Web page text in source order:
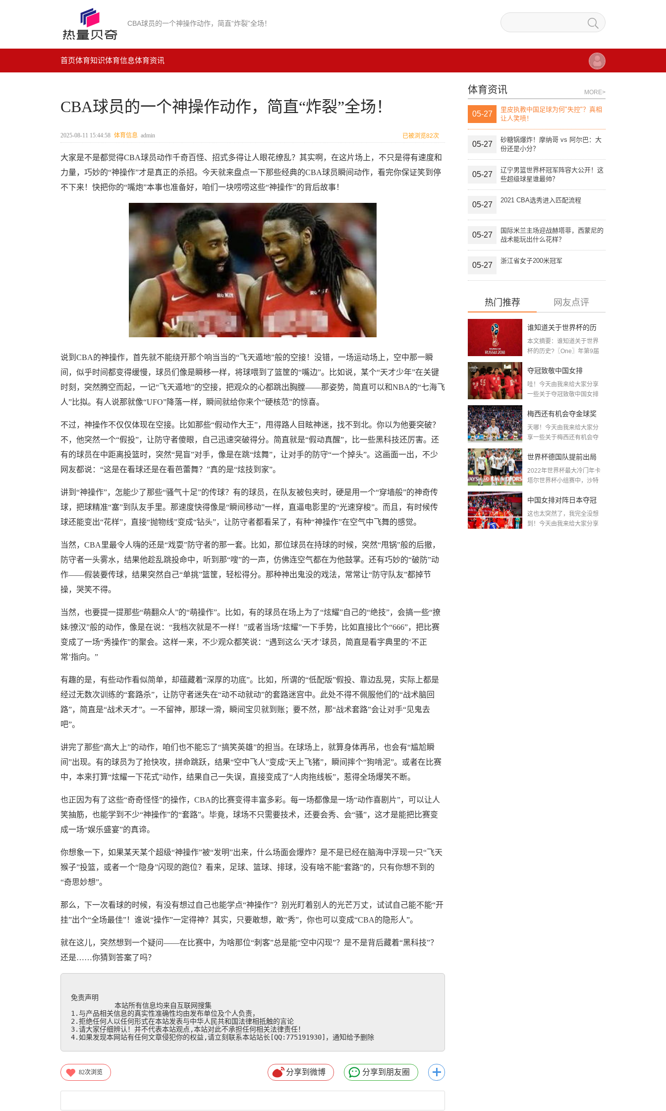
CBA球员的一个神操作动作，简直“炸裂”全场！
首页体育知识体育信息体育资讯
CBA球员的一个神操作动作，简直“炸裂”全场！
2025-08-11 15:44:58 体育信息 admin 已被浏览82次
大家是不是都觉得CBA球员动作千奇百怪、招式多得让人眼花缭乱？其实啊，在这片场上，不只是得有速度和
力量，巧妙的“神操作”才是真正的杀招。今天就来盘点一下那些经典的CBA球员瞬间动作，看完你保证笑到停
不下来！快把你的“嘴炮”本事也准备好，咱们一块唠唠这些“神操作”的背后故事！
说到CBA的神操作，首先就不能绕开那个响当当的“飞天遁地”般的空接！没错，一场运动场上，空中那一瞬
间，似乎时间都变得缓慢，球员们像是瞬移一样，将球喂到了篮筐的“嘴边”。比如说，某个“天才少年”在关键
时刻，突然腾空而起，一记“飞天遁地”的空接，把观众的心都跳出胸膛——那姿势，简直可以和NBA的“七海飞
人”比拟。有人说那就像“UFO”降落一样，瞬间就给你来个“硬核范”的惊喜。
不过，神操作不仅仅体现在空接。比如那些“假动作大王”，甩得路人目眩神迷，找不到北。你以为他要突破？
不，他突然一个“假投”，让防守者傻眼，自己迅速突破得分。简直就是“假动真醒”，比一些黑科技还厉害。还
有的球员在中距离投篮时，突然“晃盲”对手，像是在跳“炫舞”，让对手的防守“一个掉头”。这画面一出，不少
网友都说：“这是在看球还是在看芭蕾舞？”真的是“炫技到家”。
讲到“神操作”，怎能少了那些“骚气十足”的传球？有的球员，在队友被包夹时，硬是用一个“穿墙般”的神奇传
球，把球精准“塞”到队友手里。那速度快得像是“瞬间移动”一样，直逼电影里的“光速穿梭”。而且，有时候传
球还能变出“花样”，直接“抛物线”变成“钻头”，让防守者都看呆了，有种“神操作”在空气中飞舞的感觉。
当然，CBA里最令人嗨的还是“戏耍”防守者的那一套。比如，那位球员在持球的时候，突然“甩锅”般的后撤，
防守者一头雾水，结果他趁乱跳投命中，听到那“嗖”的一声，仿佛连空气都在为他鼓掌。还有巧妙的“破防”动
作——假装要传球，结果突然自己“单挑”篮筐，轻松得分。那种神出鬼没的戏法，常常让“防守队友”都掉节
操，哭笑不得。
当然，也要提一提那些“萌翻众人”的“萌操作”。比如，有的球员在场上为了“炫耀”自己的“绝技”，会搞一些“撩
妹/撩汉”般的动作，像是在说：“我档次就是不一样！”或者当场“炫耀”一下手势，比如直接比个“666”，把比赛
变成了一场“秀操作”的聚会。这样一来，不少观众都笑说：“遇到这么‘天才’球员，简直是看字典里的‘不正
常’指向。”
有趣的是，有些动作看似简单，却蕴藏着“深厚的功底”。比如，所谓的“低配版”假投、靠边乱晃，实际上都是
经过无数次训练的“套路杀”，让防守者迷失在“动不动就动”的套路迷宫中。此处不得不佩服他们的“战术脑回
路”，简直是“战术天才”。一不留神，那球一滑，瞬间宝贝就到账；要不然，那“战术套路”会让对手“见鬼去
吧”。
讲完了那些“高大上”的动作，咱们也不能忘了“搞笑英雄”的担当。在球场上，就算身体再吊，也会有“尴尬瞬
间”出现。有的球员为了抢快攻，拼命跳跃，结果“空中飞人”变成“天上飞猪”，瞬间摔个“狗啃泥”。或者在比赛
中，本来打算“炫耀一下花式”动作，结果自己一失误，直接变成了“人肉拖线板”，惹得全场爆笑不断。
也正因为有了这些“奇奇怪怪”的操作，CBA的比赛变得丰富多彩。每一场都像是一场“动作喜剧片”，可以让人
笑抽筋，也能学到不少“神操作”的“套路”。毕竟，球场不只需要技术，还要会秀、会“骚”，这才是能把比赛变
成一场“娱乐盛宴”的真谛。
你想象一下，如果某天某个超级“神操作”被“发明”出来，什么场面会爆炸？是不是已经在脑海中浮现一只“飞天
猴子”投篮，或者一个“隐身”闪现的跑位？看来，足球、篮球、排球，没有啥不能“套路”的，只有你想不到的
“奇思妙想”。
那么，下一次看球的时候，有没有想过自己也能学点“神操作”？别光盯着别人的光芒万丈，试试自己能不能“开
挂”出个“全场最佳”！谁说“操作”一定得神？其实，只要敢想，敢“秀”，你也可以变成“CBA的隐形人”。
就在这儿，突然想到一个疑问——在比赛中，为啥那位“刺客”总是能“空中闪现”？是不是背后藏着“黑科技”？
还是……你猜到答案了吗？
免责声明
本站所有信息均来自互联网搜集
1.与产品相关信息的真实性准确性均由发布单位及个人负责，
2.拒绝任何人以任何形式在本站发表与中华人民共和国法律相抵触的言论
3.请大家仔细辨认！并不代表本站观点,本站对此不承担任何相关法律责任！
4.如果发现本网站有任何文章侵犯你的权益,请立刻联系本站站长[QQ:775191930]，通知给予删除
82次浏览 分享到微博 分享到朋友圈
体育资讯 MORE>
05-27
里皮执教中国足球为何"失控"？真相
让人笑喷！
05-27
砂糖锅爆炸！摩纳哥 vs 阿尔巴：大
份还是小分？
05-27
辽宁男篮世界杯冠军阵容大公开！这
些超级球星谁最帅？
05-27
2021 CBA选秀进入匹配流程
05-27
国际米兰主场迎战赫塔菲，西蒙尼的
战术能玩出什么花样？
05-27
浙江省女子200米冠军
热门推荐 网友点评
谁知道关于世界杯的历
史 「十二月四号世界杯
本文摘要：谁知道关于世界
杯的历史?〖One〗年第9届
夺冠致敬中国女排
〖2020关于电影 夺冠 观
哇！今天由我来给大家分享
一些关于夺冠致敬中国女排
梅西还有机会夺金球奖
〖梅老七什么梗〗
天哪！今天由我来给大家分
享一些关于梅西还有机会夺
世界杯德国队提前出局
吗,2018年世界杯德国战
2022年世界杯最大冷门年卡
塔尔世界杯小组赛中，沙特
中国女排对阵日本夺冠
了吗〖中国女排3 0复仇
这也太突然了，我完全没想
到！今天由我来给大家分享